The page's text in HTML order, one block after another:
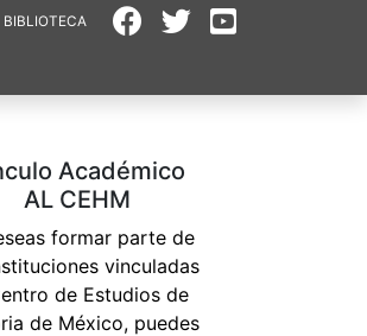
BIBLIOTECA
Académico
AL CEHM
formar parte de
vinculadas
de Estudios de
de México, puedes